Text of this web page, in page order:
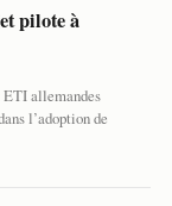
pilote à
allemandes
l’adoption de